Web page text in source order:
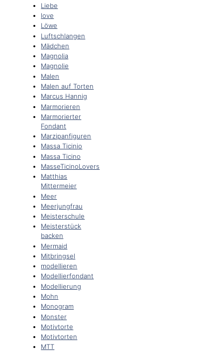
Liebe
love
Löwe
Luftschlangen
Mädchen
Magnolia
Magnolie
Malen
Malen auf Torten
Marcus Hannig
Marmorieren
Marmorierter
Fondant
Marzipanfiguren
Massa Ticinio
Massa Ticino
MasseTicinoLovers
Matthias
Mittermeier
Meer
Meerjungfrau
Meisterschule
Meisterstück
backen
Mermaid
Mitbringsel
modellieren
Modellierfondant
Modellierung
Mohn
Monogram
Monster
Motivtorte
Motivtorten
MTT